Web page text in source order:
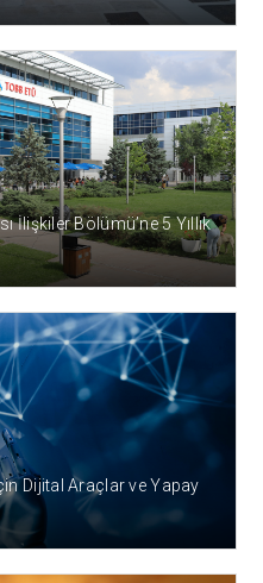
İlişkiler Bölümü’ne 5 Yıllık
Dijital Araçlar ve Yapay